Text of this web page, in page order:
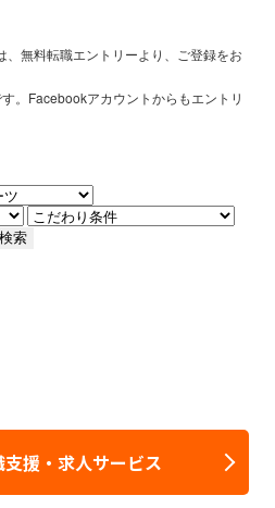
無料転職エントリーより、ご登録をお
。Facebookアカウントからもエントリ
支援・求人サービス